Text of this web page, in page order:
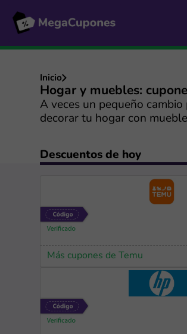
Inicio
Hogar y muebles:
A veces un pequeño
decorar tu hogar con
Descuentos de hoy
Más cupones de Temu